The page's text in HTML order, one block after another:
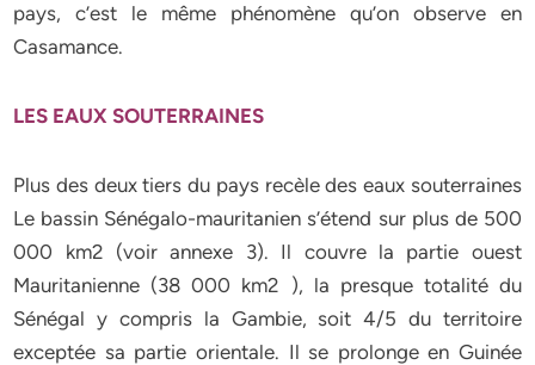
pays, c’est le même phénomène qu’on observe en
Casamance.
LES EAUX SOUTERRAINES
Plus des deux tiers du pays recèle des eaux souterraines
Le bassin Sénégalo-mauritanien s’étend sur plus de 500
000 km2 (voir annexe 3). Il couvre la partie ouest
Mauritanienne (38 000 km2 ), la presque totalité du
Sénégal y compris la Gambie, soit 4/5 du territoire
exceptée sa partie orientale. Il se prolonge en Guinée